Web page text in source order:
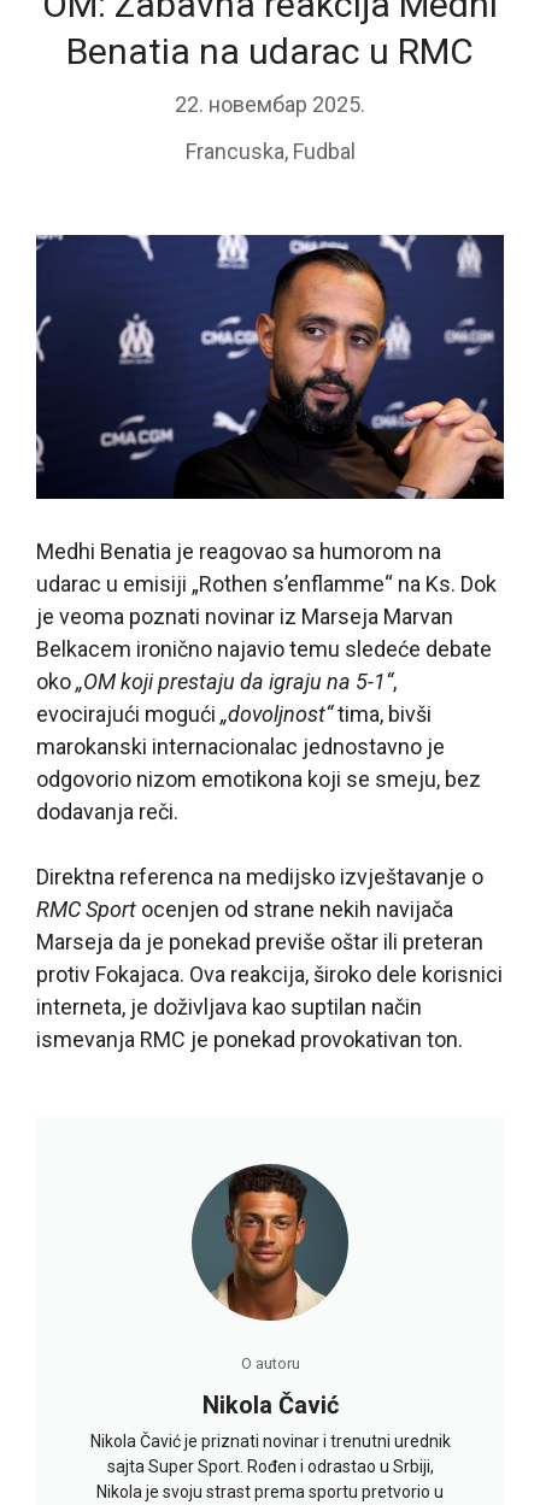
Benatia na udarac u RMC
22. новембар 2025.
Francuska, Fudbal
Medhi Benatia je reagovao sa humorom na
udarac u emisiji „Rothen s’enflamme“ na Ks. Dok
je veoma poznati novinar iz Marseja Marvan
Belkacem ironično najavio temu sledeće debate
oko„OM koji prestaju da igraju na 5-1“,
evocirajući mogući „dovoljnost“tima, bivši
marokanski internacionalac jednostavno je
odgovorio nizom emotikona koji se smeju, bez
dodavanja reči.
Direktna referenca na medijsko izvještavanje o
RMC Sport ocenjen od strane nekih navijača
Marseja da je ponekad previše oštar ili preteran
protiv Fokajaca. Ova reakcija, široko dele korisnici
interneta, je doživljava kao suptilan način
ismevanja RMC je ponekad provokativan ton.
O autoru
Nikola Čavić
Nikola Čavić je priznati novinar i trenutni urednik
sajta Super Sport. Rođen i odrastao u Srbiji,
Nikola je svoju strast prema sportu pretvorio u